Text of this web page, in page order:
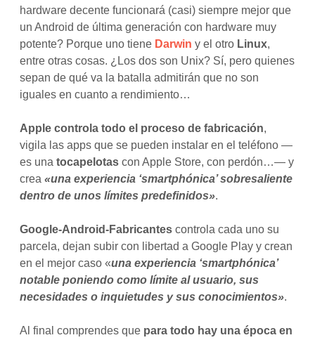
hardware decente funcionará (casi) siempre mejor que
un Android de última generación con hardware muy
potente? Porque uno tiene Darwin y el otro Linux,
entre otras cosas. ¿Los dos son Unix? Sí, pero quienes
sepan de qué va la batalla admitirán que no son
iguales en cuanto a rendimiento…
Apple controla todo el proceso de fabricación,
vigila las apps que se pueden instalar en el teléfono —
es unatocapelotas con Apple Store, con perdón…— y
crea«una experiencia ‘smartphónica’ sobresaliente
dentro de unos límites predefinidos».
Google-Android-Fabricantes controla cada uno su
parcela, dejan subir con libertad a Google Play y crean
en el mejor caso «una experiencia ‘smartphónica’
notable poniendo como límite al usuario, sus
necesidades o inquietudes y sus conocimientos».
Al final comprendes que para todo hay una época en